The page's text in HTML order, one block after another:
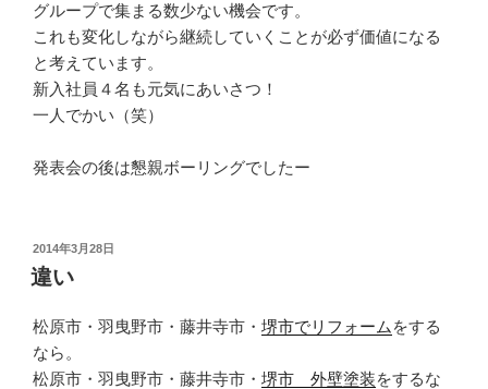
グループで集まる数少ない機会です。
これも変化しながら継続していくことが必ず価値になる
と考えています。
新入社員４名も元気にあいさつ！
一人でかい（笑）
発表会の後は懇親ボーリングでしたー
投
稿
日:
2014年3月28日
違い
松原市・羽曳野市・藤井寺市・ 堺市でリフォーム をする
なら。
松原市・羽曳野市・藤井寺市・ 堺市 外壁塗装をするな